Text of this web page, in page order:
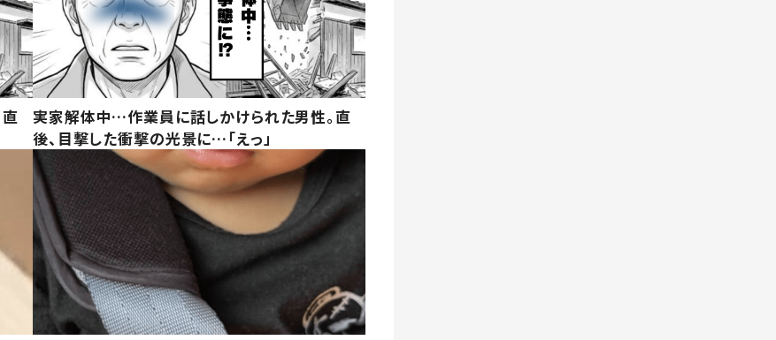
実家解体中…作業員に話しかけられた男性。直
後、目撃した衝撃の光景に…「えっ」